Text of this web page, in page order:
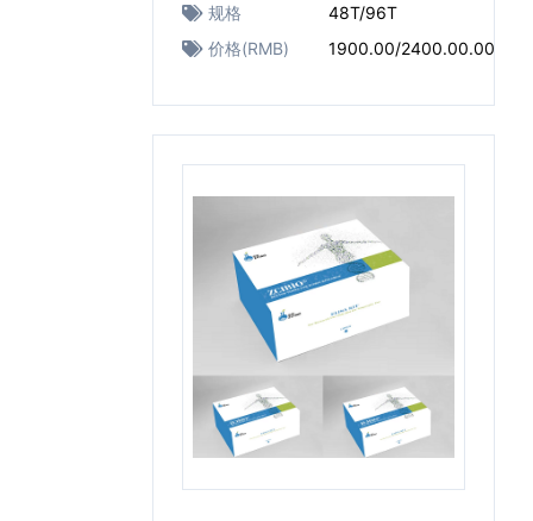
规格
48T/96T
价格(RMB)
1900.00/2400.00.00